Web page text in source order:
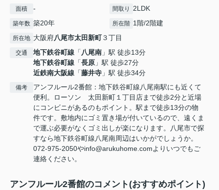
面積 - 間取り 2LDK
築年数 築20年 所在階 1階/2階建
所在地 大阪府八尾市太田新町３丁目
交通 地下鉄谷町線 「八尾南 」駅 徒歩13分
地下鉄谷町線 「長原 」駅 徒歩27分
近鉄南大阪線 「藤井寺 」駅 徒歩34分
備考
アンフルール2番館：地下鉄谷町線八尾南駅にも近くて
便利。ローソン 太田新町１丁目店まで徒歩2分と近場
にコンビニがあるのもポイント。駅まで徒歩13分の物
件です。敷地内にゴミ置き場が付いているので、遠くま
で運ぶ必要がなくゴミ出しが楽になります。八尾市で探
すなら地下鉄谷町線八尾南周辺はいかがでしょうか。
072-975-2050やinfo@arukuhome.comよりいつでもご
連絡ください。
アンフルール2番館のコメント(おすすめポイント)